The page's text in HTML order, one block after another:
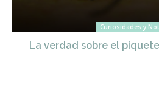
Curiosidades y
La verdad sobre el